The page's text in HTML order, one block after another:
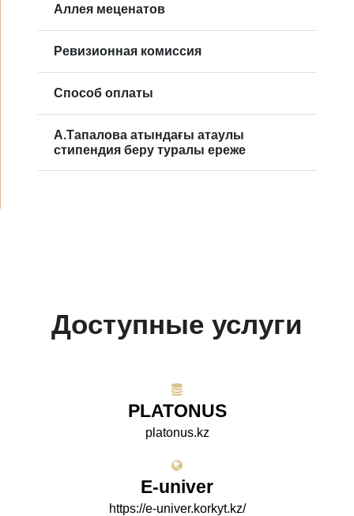
Аллея меценатов
Ревизионная комиссия
Способ оплаты
А.Тапалова атындағы атаулы
стипендия беру туралы ереже
Доступные услуги
PLATONUS
platonus.kz
E-univer
https://e-univer.korkyt.kz/